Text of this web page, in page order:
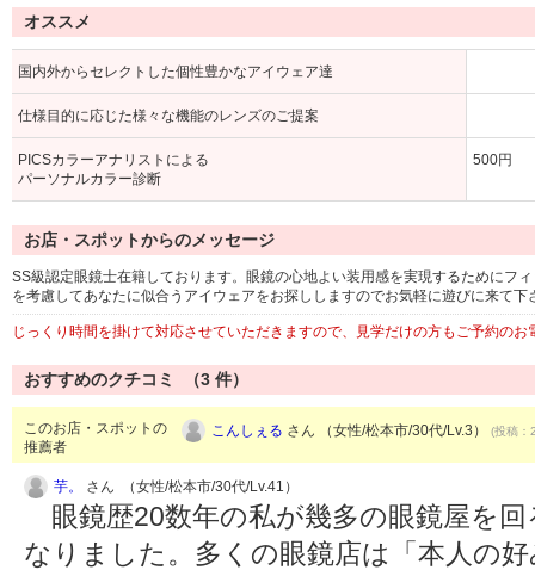
オススメ
国内外からセレクトした個性豊かなアイウェア達
仕様目的に応じた様々な機能のレンズのご提案
PICSカラーアナリストによる
パーソナルカラー診断
500円
お店・スポットからのメッセージ
SS級認定眼鏡士在籍しております。眼鏡の心地よい装用感を実現するためにフ
を考慮してあなたに似合うアイウェアをお探ししますのでお気軽に遊びに来て
じっくり時間を掛けて対応させていただきますので、見学だけの方もご予約の
おすすめのクチコミ （3 件）
このお店・スポットの
推薦者
こんしぇる さん （女性/松本市/30代/Lv.3） (投稿
芋。 さん （女性/松本市/30代/Lv.41）
眼鏡歴20数年の私が幾多の眼鏡屋を
なりました。多くの眼鏡店は「本人の